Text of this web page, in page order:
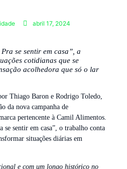
abril 17, 2024
se sentir em casa”, a
cotidianas que se
acolhedora que só o lar
Thiago Baron e Rodrigo Toledo,
da nova campanha de
pertencente à Camil Alimentos.
se sentir em casa”, o trabalho conta
situações diárias em
e com um longo histórico no